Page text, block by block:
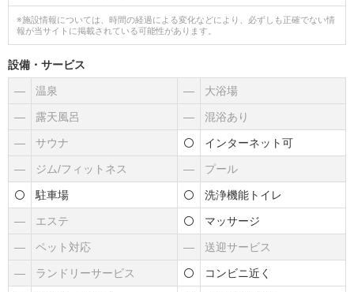
※施設情報については、時間の経過による変化などにより、必ずしも正確でない情
報が当サイトに掲載されている可能性があります。
設備・サービス
― 温泉 ― 大浴場
― 露天風呂 ― 混浴あり
― サウナ インターネット可
― ジム/フィットネス ― プール
駐車場 洗浄機能トイレ
― エステ マッサージ
― ペット対応 ― 送迎サービス
― ランドリーサービス コンビニ近く